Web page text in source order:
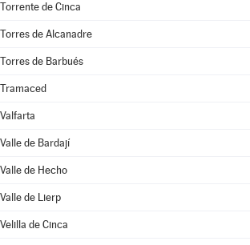
Torrente de Cinca
Torres de Alcanadre
Torres de Barbués
Tramaced
Valfarta
Valle de Bardají
Valle de Hecho
Valle de Lierp
Velilla de Cinca